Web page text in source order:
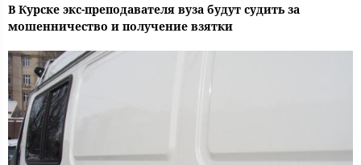
В Курске экс-преподавателя вуза будут судить за
мошенничество и получение взятки